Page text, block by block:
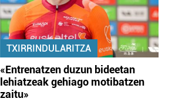
TXIRRINDULARITZA
«Entrenatzen duzun bideetan
lehiatzeak gehiago motibatzen
zaitu»